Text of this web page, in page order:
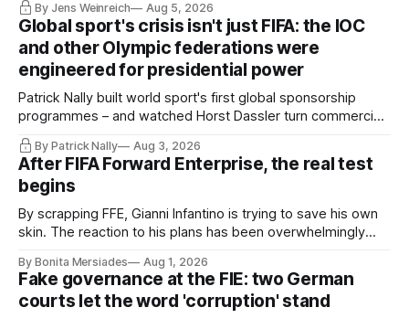
Vice President Viacheslav Malishev says the Executive
Board had been kept in the dark about the IOC’s letter for
eleven days.
By Jens Weinreich Aug 5, 2026
Global sport's crisis isn't just FIFA: the IOC
and other Olympic federations were
engineered for presidential power
Patrick Nally built world sport's first global sponsorship
programmes – and watched Horst Dassler turn commercial
a FIFA but a system problem; the IOC and most federations
sit inside the same architecture: presidential-style
fiefdoms.
By Patrick Nally Aug 3, 2026
After FIFA Forward Enterprise, the real test
begins
By scrapping FFE, Gianni Infantino is trying to save his own
skin. The reaction to his plans has been overwhelmingly
COO Kevin Lamour – has spectacularly turned his back on
him. Infantino must go, but that alone is not enough.
By Bonita Mersiades Aug 1, 2026
Fake governance at the FIE: two German
courts let the word 'corruption' stand